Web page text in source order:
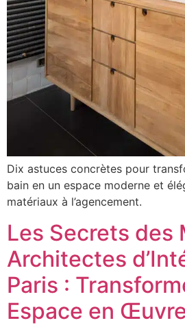
Dix astuces concrètes pour
bain en un espace moderne et
matériaux à l’agencement.
Les Secrets des
Architectes
Paris :
Espace en Œuvre